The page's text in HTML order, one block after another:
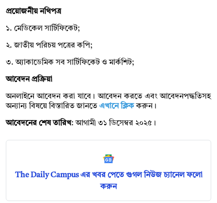
প্রয়োজনীয় নথিপত্র
১. মেডিকেল সার্টিফিকেট;
২. জাতীয় পরিচয় পত্রের কপি;
৩. অ্যাকাডেমিক সব সার্টিফিকেট ও মার্কশিট;
আবেদন প্রক্রিয়া
অনলাইনে আবেদন করা যাবে। আবেদন করতে এবং আবেদনপদ্ধতিসহ
অন্যান্য বিষয়ে বিস্তারিত জানতে এখানে ক্লিককরুন।
আবেদনের শেষ তারিখ: আগামী ৩১ ডিসেম্বর ২০২৫।
The Daily Campus এর খবর পেতে গুগল নিউজ চ্যানেল ফলো
করুন